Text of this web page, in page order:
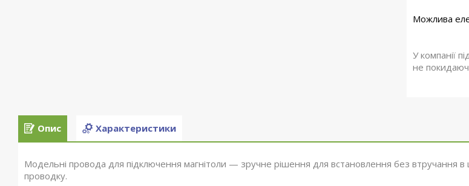
У компанії
не
Опис Характеристики
Модельні провода для підключення магнітоли — зручне рішення для встановлення без втручання
проводку.